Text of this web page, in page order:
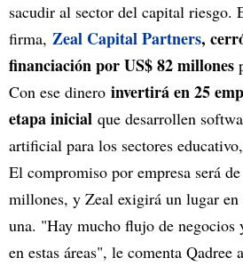
sacudir al sector del capital riesgo.
firma, Zeal Capital Partners,
financiación por US$ 82 millones
Con ese dinero invertirá en 25
etapa inicial que desarrollen
artificial para los sectores
El compromiso por empresa será
millones, y Zeal exigirá un lugar
una. "Hay mucho flujo de negocios
en estas áreas", le comenta Qadree